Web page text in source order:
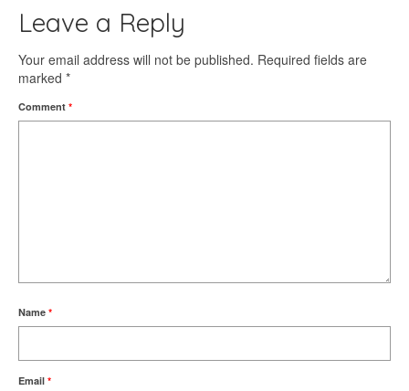
Leave a Reply
Your email address will not be published. Required fields are
marked *
Comment *
Name *
Email *